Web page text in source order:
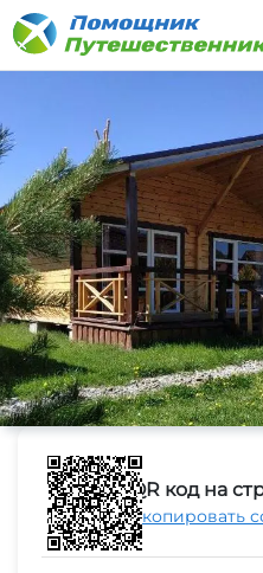
QR код на
Скопировать